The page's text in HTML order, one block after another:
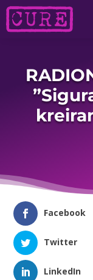
Facebook
Twitter
LinkedIn